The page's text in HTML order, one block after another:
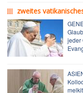
zweites
jeder